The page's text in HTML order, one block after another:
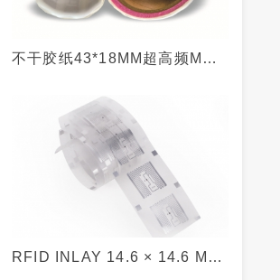
不干胶纸43*18MM超高频MR6
RFID INLAY 14.6 × 14.6 MM